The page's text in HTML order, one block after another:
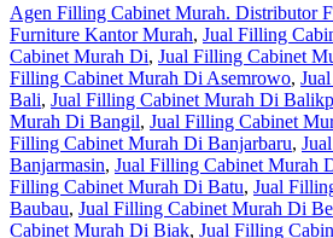
Agen Filling Cabinet Murah. Distributor
Furniture Kantor Murah, Jual Filling
Cabinet Murah Di, Jual Filling Cabinet
Filling Cabinet Murah Di Asemrowo,
Bali, Jual Filling Cabinet Murah Di
Murah Di Bangil, Jual Filling Cabinet
Filling Cabinet Murah Di Banjarbaru,
Banjarmasin, Jual Filling Cabinet Murah
Filling Cabinet Murah Di Batu, Jual
Baubau, Jual Filling Cabinet Murah Di
Cabinet Murah Di Biak, Jual Filling